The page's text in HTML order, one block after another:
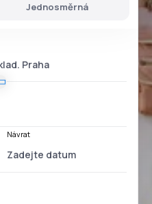
Jednosměrná
Návrat